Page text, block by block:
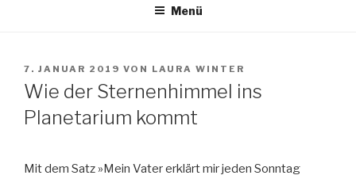
Menü
VERÖFFENTLICHT
AM
7. JANUAR 2019 VON LAURA WINTER
Wie der Sternenhimmel ins
Planetarium kommt
Mit dem Satz »Mein Vater erklärt mir jeden Sonntag